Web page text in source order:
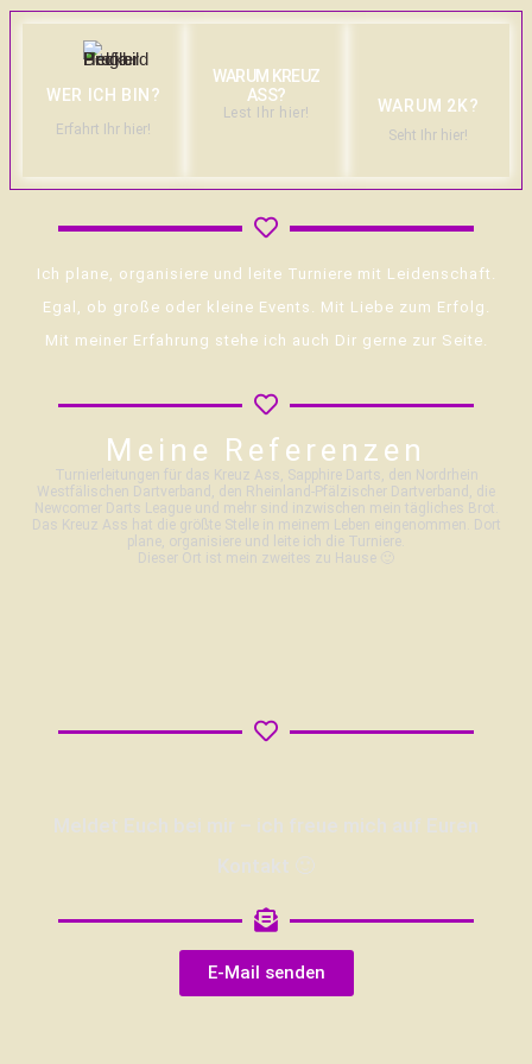
WER ICH BIN?
Erfahrt Ihr hier!
WARUM KREUZ
ASS?
Lest Ihr hier! WARUM 2K?
Seht Ihr hier!
Ich plane, organisiere und leite Turniere mit Leidenschaft.
Egal, ob große oder kleine Events. Mit Liebe zum Erfolg.
Mit meiner Erfahrung stehe ich auch Dir gerne zur Seite.
Meine Referenzen
Turnierleitungen für das Kreuz Ass, Sapphire Darts, den Nordrhein
Westfälischen Dartverband, den Rheinland-Pfälzischer Dartverband, die
Newcomer Darts League und mehr sind inzwischen mein tägliches Brot.
Das Kreuz Ass hat die größte Stelle in meinem Leben eingenommen. Dort
plane, organisiere und leite ich die Turniere.
Dieser Ort ist mein zweites zu Hause 🙂
Meldet Euch bei mir – ich freue mich auf Euren
Kontakt 🙂
E-Mail senden